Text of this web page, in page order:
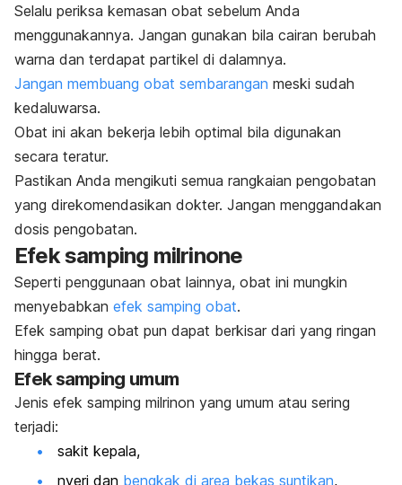
Selalu periksa kemasan obat sebelum Anda
menggunakannya. Jangan gunakan bila cairan berubah
warna dan terdapat partikel di dalamnya.
Jangan membuang obat sembarangan meski sudah
kedaluwarsa.
Obat ini akan bekerja lebih optimal bila digunakan
secara teratur.
Pastikan Anda mengikuti semua rangkaian pengobatan
yang direkomendasikan dokter. Jangan menggandakan
dosis pengobatan.
Efek samping milrinone
Seperti penggunaan obat lainnya, obat ini mungkin
menyebabkan efek samping obat.
Efek samping obat pun dapat berkisar dari yang ringan
hingga berat.
Efek samping umum
Jenis efek samping milrinon yang umum atau sering
terjadi:
sakit kepala,
nyeri dan bengkak di area bekas suntikan,